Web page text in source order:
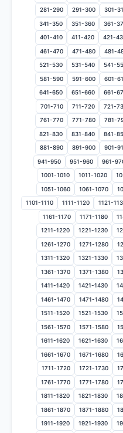
281-290 291-300 301-
341-350 351-360 361-
401-410 411-420 421-
461-470 471-480 481-
521-530 531-540 541-
581-590 591-600 601-
641-650 651-660 661-
701-710 711-720 721-
761-770 771-780 781-
821-830 831-840 841-
881-890 891-900 901-
941-950 951-960 961-
1001-1010 1011-1020
1051-1060 1061-1070
1101-1110 1111-1120 1121-
1161-1170 1171-1180
1211-1220 1221-1230
1261-1270 1271-1280
1311-1320 1321-1330
1361-1370 1371-1380
1411-1420 1421-1430
1461-1470 1471-1480
1511-1520 1521-1530
1561-1570 1571-1580
1611-1620 1621-1630
1661-1670 1671-1680
1711-1720 1721-1730
1761-1770 1771-1780
1811-1820 1821-1830
1861-1870 1871-1880
1911-1920 1921-1930